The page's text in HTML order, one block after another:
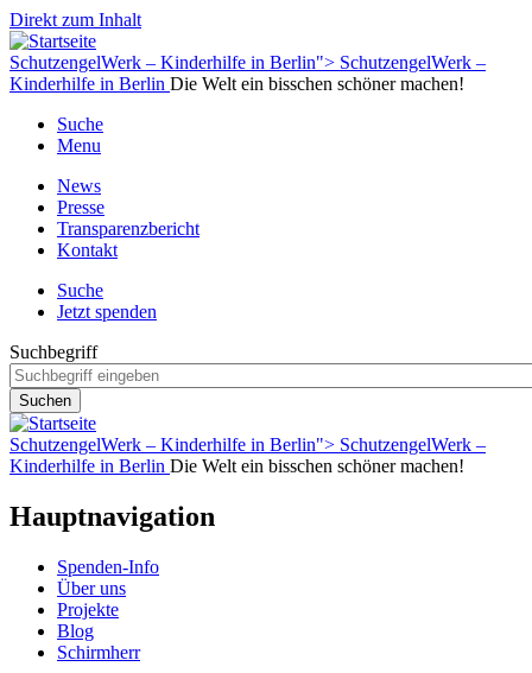
Direkt zum Inhalt
SchutzengelWerk – Kinderhilfe in Berlin"> SchutzengelWerk –
Kinderhilfe in Berlin Die Welt ein bisschen schöner machen!
Suche
Menu
News
Presse
Transparenzbericht
Kontakt
Suche
Jetzt spenden
Suchbegriff
SchutzengelWerk – Kinderhilfe in Berlin"> SchutzengelWerk –
Kinderhilfe in Berlin Die Welt ein bisschen schöner machen!
Hauptnavigation
Spenden-Info
Über uns
Projekte
Blog
Schirmherr